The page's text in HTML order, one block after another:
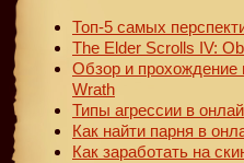
Топ-5 самых
The Elder Scrolls IV:
Обзор и прохождение
Wrath
Типы агрессии в
Как найти парня в
Как заработать на